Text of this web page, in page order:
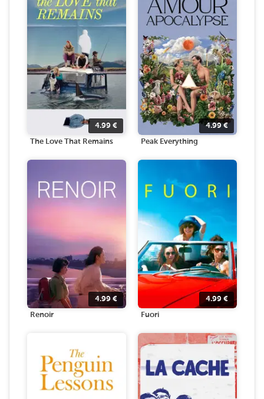
4.99 €
The Love That Remains
4.99€
Peak Everything
4.99 €
Renoir
4.99 €
Fuori